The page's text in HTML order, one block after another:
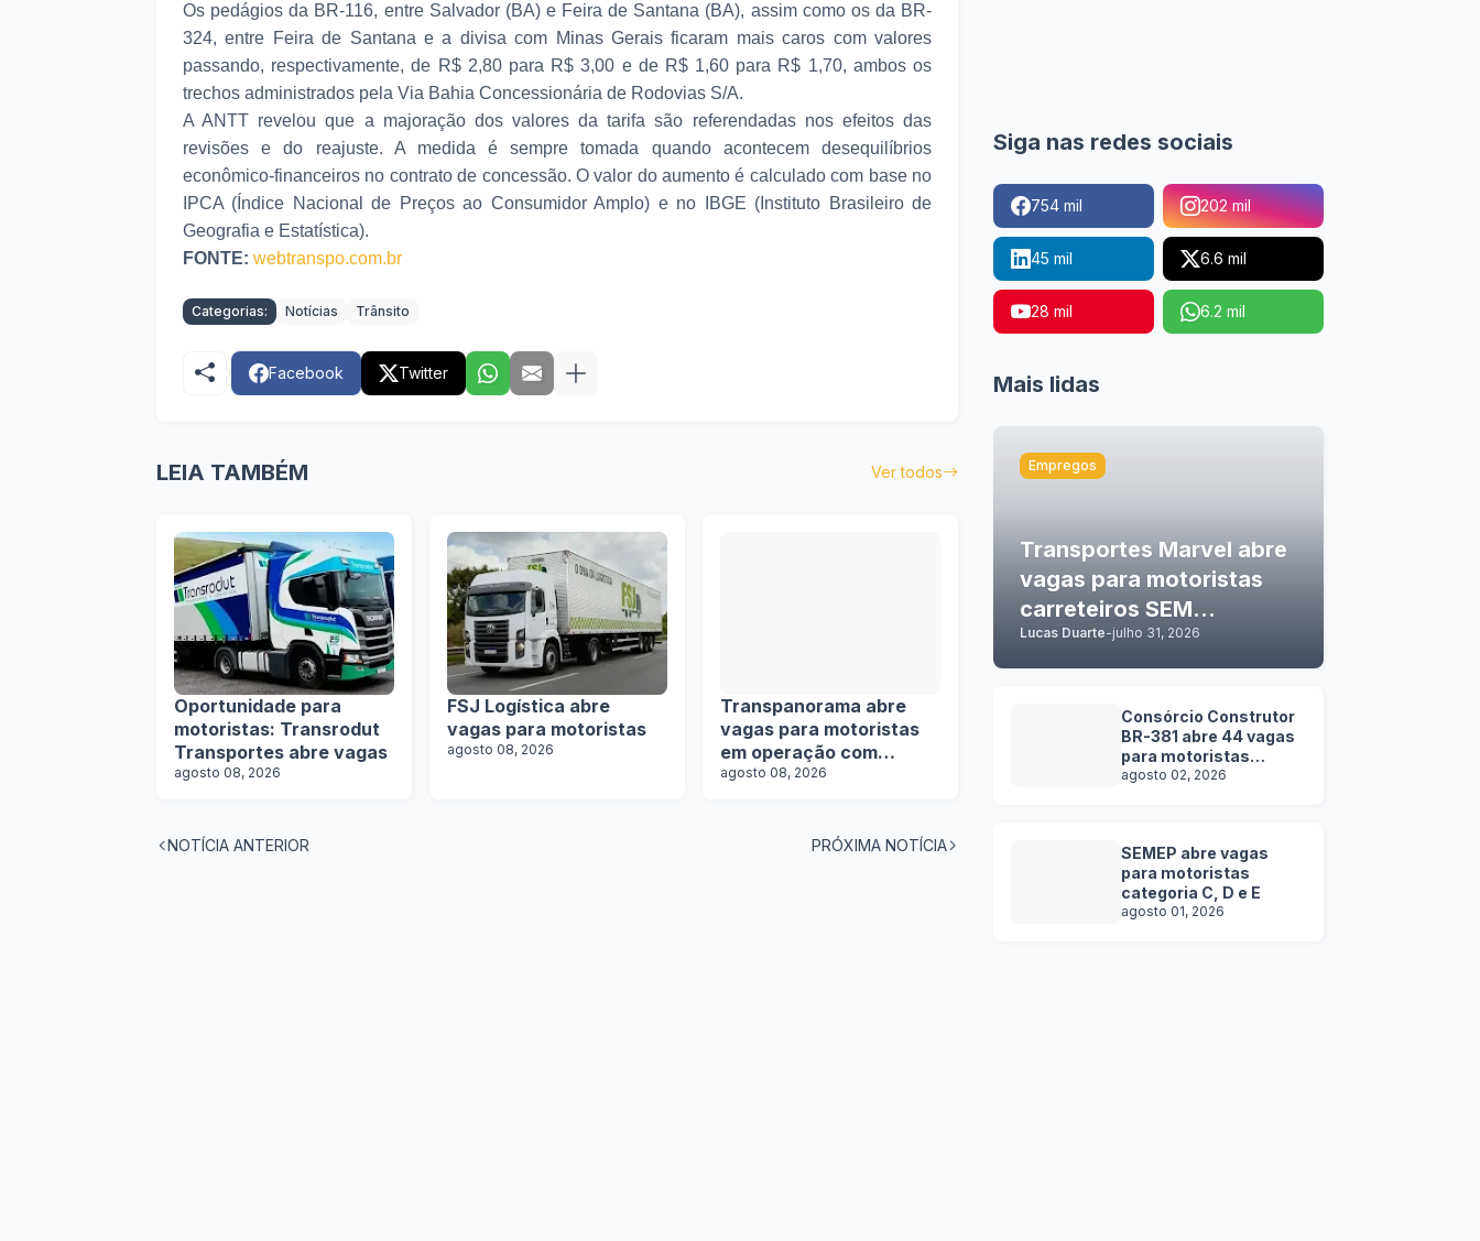
Os pedágios da BR-116, entre Salvador (BA) e Feira de Santana (BA), assim como os da BR-
324, entre Feira de Santana e a divisa com Minas Gerais ficaram mais caros com valores
passando, respectivamente, de R$ 2,80 para R$ 3,00 e de R$ 1,60 para R$ 1,70, ambos os
trechos administrados pela Via Bahia Concessionária de Rodovias S/A.
A ANTT revelou que a majoração dos valores da tarifa são referendadas nos efeitos das
revisões e do reajuste. A medida é sempre tomada quando acontecem desequilíbrios
econômico-financeiros no contrato de concessão. O valor do aumento é calculado com base no
IPCA (Índice Nacional de Preços ao Consumidor Amplo) e no IBGE (Instituto Brasileiro de
Geografia e Estatística).
FONTE: webtranspo.com.br
Categorias: Notícias Trânsito
Facebook Twitter
LEIA TAMBÉM Ver todos
Oportunidade para
motoristas: Transrodut
Transportes abre vagas
agosto 08, 2026
FSJ Logística abre
vagas para motoristas
agosto 08, 2026
Transpanorama abre
vagas para motoristas
em operação com
tanques
agosto 08, 2026
NOTÍCIA ANTERIOR PRÓXIMA NOTÍCIA
Siga nas redes sociais
754 mil 202 mil
45 mil 6.6 mil
28 mil 6.2 mil
Mais lidas
Empregos
Transportes Marvel abre
vagas para motoristas
carreteiros SEM
EXPERIÊNCIA
Lucas Duarte-julho 31, 2026
Consórcio Construtor
BR-381 abre 44 vagas
para motoristas
categoria C, D e E
agosto 02, 2026
SEMEP abre vagas
para motoristas
categoria C, D e E
agosto 01, 2026